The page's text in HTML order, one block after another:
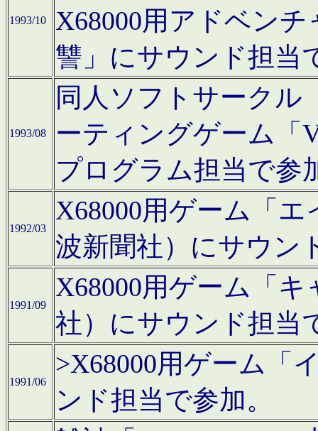
1993/10
X68000用アドベン
讐」にサウンド担当
1993/08
同人ソフトサークル
ーティングゲーム「
プログラム担当で参
1992/03
X68000用ゲーム「
波新聞社）にサウン
1991/09
X68000用ゲーム「
社）にサウンド担当
1991/06
>X68000用ゲーム「
ンド担当で参加。